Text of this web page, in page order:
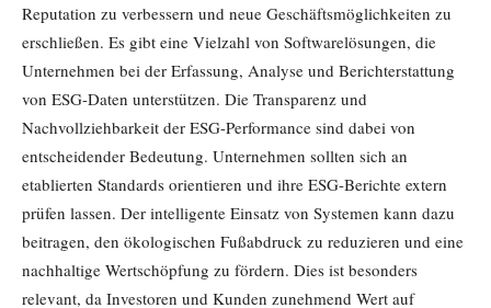
Reputation zu verbessern und neue Geschäftsmöglichkeiten zu
erschließen. Es gibt eine Vielzahl von Softwarelösungen, die
Unternehmen bei der Erfassung, Analyse und Berichterstattung
von ESG-Daten unterstützen. Die Transparenz und
Nachvollziehbarkeit der ESG-Performance sind dabei von
entscheidender Bedeutung. Unternehmen sollten sich an
etablierten Standards orientieren und ihre ESG-Berichte extern
prüfen lassen. Der intelligente Einsatz von Systemen kann dazu
beitragen, den ökologischen Fußabdruck zu reduzieren und eine
nachhaltige Wertschöpfung zu fördern. Dies ist besonders
relevant, da Investoren und Kunden zunehmend Wert auf